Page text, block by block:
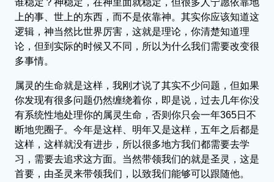
上的事、世上的东西，而不是依靠神。其实你应该知道这
逻辑，神当然比世界厉害，这就是理论，你清楚知道理
论，但到实际的时候又不同，所以为什么我们需要改变很
多事情。
属灵的生命就是这样，我刚才说了其实不少问题，但如果
你发现有很多问题仍然缠绕着你，即是说，过去几年你没
有系统性地处理你的属灵生命，否则你只会一年365日不
断地兜圈子。今年是这样、明年又是这样，五年之后都是
这样，这样就没有进步，所以很多地方我们都需要去学
习，需要去追求这方面。当然带领我们的就是圣灵，这是
首要，由圣灵来带领我们，以致我们能够可以跟随他。